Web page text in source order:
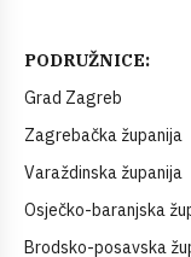
PODRUŽNICE:
Grad Zagreb
Zagrebačka županija
Varaždinska županija
Osječko-baranjska
Brodsko-posavska